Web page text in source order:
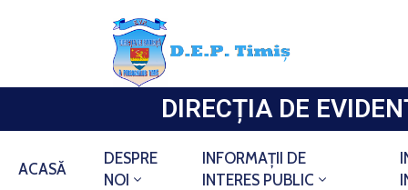
DIRECȚIA DE
ACASĂ
DESPRE
NOI
INFORMAȚII DE
INTERES PUBLIC